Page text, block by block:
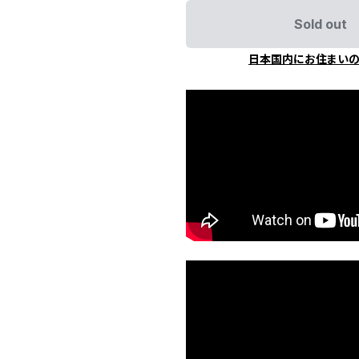
Sold out
日本国内にお住まい